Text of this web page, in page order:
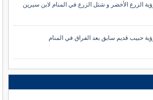
الزرع الأخضر و شتل الزرع في المنام لابن سيرين
حبيب قديم سابق بعد الفراق في المنام